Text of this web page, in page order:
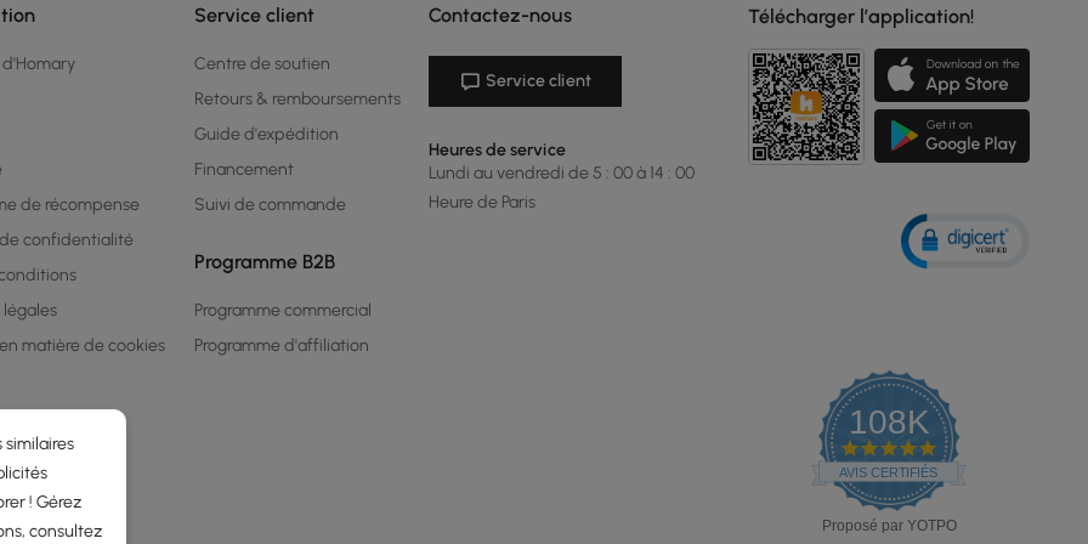
de récompense
confidentialité
légales
matière de cookies
Service client
Centre de soutien
Retours & remboursements
Guide d'expédition
Financement
Suivi de commande
Programme B2B
Programme commercial
Programme d'affiliation
Contactez-nous
Service client
Heures de service
Lundi au vendredi de 5 : 00 à 14 : 00
Heure de Paris
Télécharger l’application!
108K
4.9
star
rating
AVIS CERTIFIÉS
Proposé par YOTPO
! Gérez
consultez